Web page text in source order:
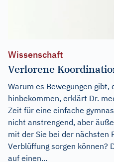
Wissenschaft
Verlorene
Warum es Bewegungen
hinbekommen, erklärt Dr.
Zeit für eine einfache
nicht anstrengend, aber
mit der Sie bei der nächsten
Verblüffung sorgen können?
auf einen...